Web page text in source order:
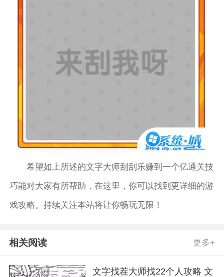
希望如上所述的文字大师刮刮乐赚到一个亿通关技
巧能对大家有所帮助，在这里，你可以找到更详细的游
戏攻略。持续关注本站将让你畅玩无限！
相关阅读 更多+
文字找茬大师找22个人攻略 文